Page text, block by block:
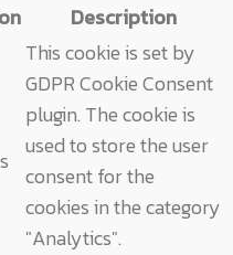
Description
This cookie is set by
GDPR Cookie Consent
plugin. The cookie is
used to store the user
consent for the
cookies in the category
"Analytics".